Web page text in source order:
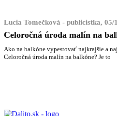
Lucia Tomečková - publicistka, 05/
Celoročná úroda malín na
Ako na balkóne vypestovať najkrajšie a
Celoročná úroda malín na balkóne? Je to